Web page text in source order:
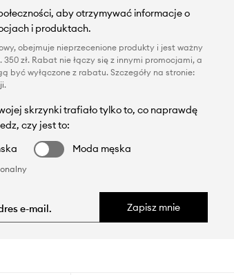
aby otrzymywać informacje o
i produktach.
obejmuje nieprzecenione produkty i jest ważny
zł. Rabat nie łączy się z innymi promocjami, a
być wyłączone z rabatu. Szczegóły na stronie:
.
skrzynki trafiało tylko to, co naprawdę
czy jest to:
Moda męska
Zapisz mnie